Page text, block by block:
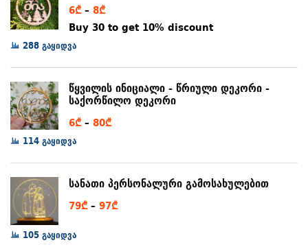
6₾ – 8₾Price
range:
Buy 30 to get 10% discount
288 გაყიდვა
წყვილის ინიციალი - წრიული დეკორი -
საქორწილო დეკორი
6₾ – 80₾Price
through
80₾
114 გაყიდვა
სანათი პერსონალური გამოსახულებით
79₾ – 97₾Price
105 გაყიდვა